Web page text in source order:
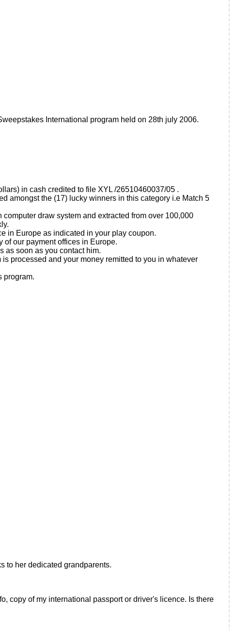
International program held on 28th july 2006.
in cash credited to file XYL /26510460037/05 .
amongst the (17) lucky winners in this category i.e Match 5
draw system and extracted from over 100,000
in Europe as indicated in your play coupon.
of our payment offices in Europe.
as soon as you contact him.
processed and your money remitted to you in whatever
program.
to her dedicated grandparents.
copy of my international passport or driver's licence. Is there